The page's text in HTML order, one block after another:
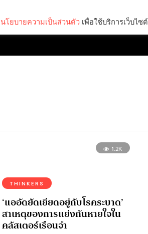
1.2K
THINKERS
‘แออัดยัดเยียดอยู่กับโรคระบาด’
สาเหตุของการแย่งกันหายใจใน
คลัสเตอร์เรือนจำ
นโยบายความเป็นส่วนตัว เพื่อใช้บริการเว็บไซต์